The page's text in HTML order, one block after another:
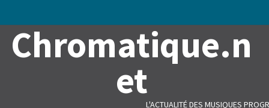
Chromatique.n
et
L'ACTUALITÉ DES MUSIQUES